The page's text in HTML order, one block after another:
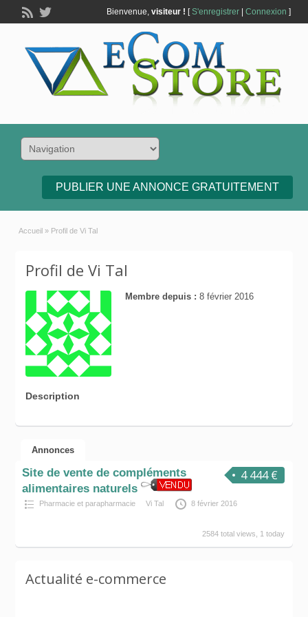
Bienvenue, visiteur ! [S'enregistrer| Connexion ]
PUBLIER UNE ANNONCE GRATUITEMENT
Accueil » Profil de Vi Tal
Profil de Vi Tal
Membre depuis : 8 février 2016
Description
Annonces
4 444 €
Site de vente de compléments
alimentaires naturels
Pharmacie et parapharmacie Vi Tal 8 février 2016
2584 total views, 1 today
Actualité e-commerce